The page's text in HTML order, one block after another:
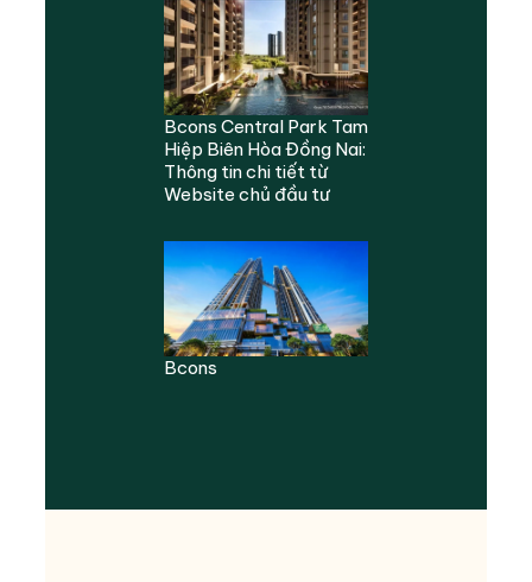
Bcons Central Park Tam
Hiệp Biên Hòa Đồng Nai:
Thông tin chi tiết từ
Website chủ đầu tư
Bcons